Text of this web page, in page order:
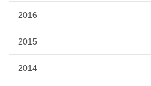
2016
2015
2014